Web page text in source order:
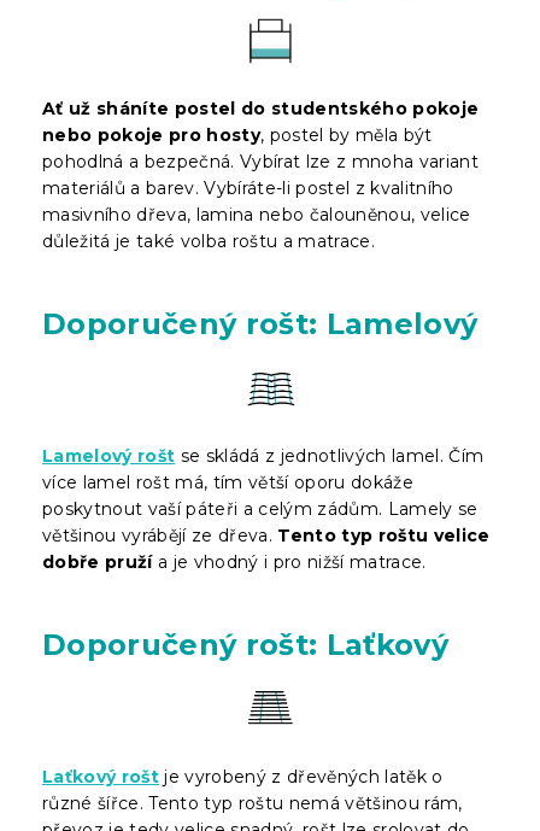
Ať už sháníte postel do studentského pokoje
nebo pokoje pro hosty, postel by měla být
pohodlná a bezpečná. Vybírat lze z mnoha variant
materiálů a barev. Vybíráte-li postel z kvalitního
masivního dřeva, lamina nebo čalouněnou, velice
důležitá je také volba roštu a matrace.
Doporučený rošt: Lamelový
Lamelový rošt se skládá z jednotlivých lamel. Čím
více lamel rošt má, tím větší oporu dokáže
poskytnout vaší páteři a celým zádům. Lamely se
většinou vyrábějí ze dřeva. Tento typ roštu velice
dobře pružía je vhodný i pro nižší matrace.
Doporučený rošt: Laťkový
Laťkový rošt je vyrobený z dřevěných latěk o
různé šířce. Tento typ roštu nemá většinou rám,